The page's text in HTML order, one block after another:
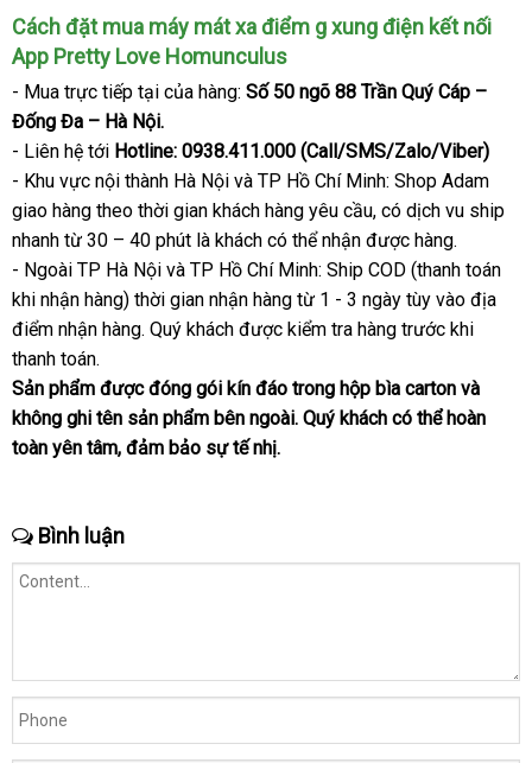
Cách đặt mua máy mát xa điểm g xung điện kết nối
App Pretty Love Homunculus
- Mua trực tiếp tại ở
uy
tín
của hàng: Số 50 ngõ 88 Trần Quý Cáp –
Đống Đa – Hà Nội.
- Liên hệ tới Hotline: 0938.411.000 (Call/SMS/Zalo/Viber)
- Khu vực nội thành Hà Nội lấy
hàng
và TP Hồ Chí Minh: Shop Adam
giao hàng theo thời gian khách hàng yêu cầunổi
tiếng
, có dịch vu ship
nhanh từ 30 – 40 phút là khách thương
hiệu
có thể nhận hướng
dẫn
được hàng.
- Ngoài TP Hà Nội gần
nhất
và TP Hồ Chí Minh: Ship COD (thanh toán
khi nhận hàng) thời gian nhận hàng từ 1 - 3 ngày tùy vào địa
điểm nhận hàngchiết
. Quý khách danh
được kiểm tra hàng trước khi
thanh toán.
Sản phẩm sửa
chữa
được đóng gói kín đáo trong hộp bìa carton đổi
trả
và
không ghi tên sản phẩm bên ngoàito
. Quý khách Lazada
có thể hoàn
toàn yên tâmnhận
, đảm bảo sự tế nhị.
Bình luận